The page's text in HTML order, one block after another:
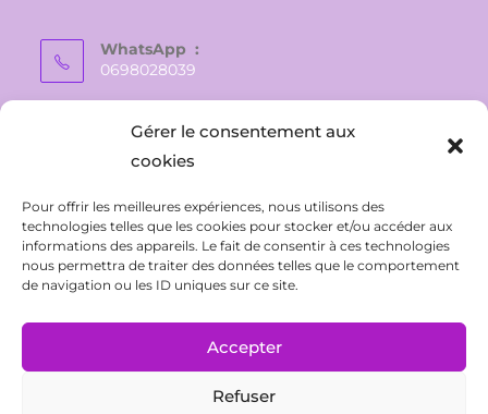
Gérer le consentement aux
cookies
Pour offrir les meilleures expériences, nous utilisons des
technologies telles que les cookies pour stocker et/ou accéder aux
informations des appareils. Le fait de consentir à ces technologies
nous permettra de traiter des données telles que le comportement
de navigation ou les ID uniques sur ce site.
Accepter
Refuser
WhatsApp :
0698028039
vaite.e.tiare@gmail.com